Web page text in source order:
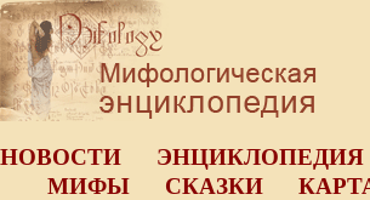
НОВОСТИ ЭНЦИКЛОПЕДИЯ
МИФЫ
СКАЗКИ